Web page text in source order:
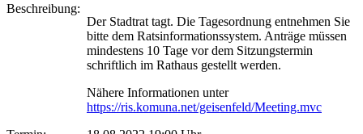
Beschreibung:
Der Stadtrat tagt. Die Tagesordnung entnehmen Sie
bitte dem Ratsinformationssystem. Anträge müssen
mindestens 10 Tage vor dem Sitzungstermin
schriftlich im Rathaus gestellt werden.
Nähere Informationen unter
https://ris.komuna.net/geisenfeld/Meeting.mvc